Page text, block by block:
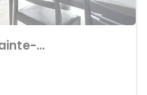
Achat Appartement Sainte-Thérèse